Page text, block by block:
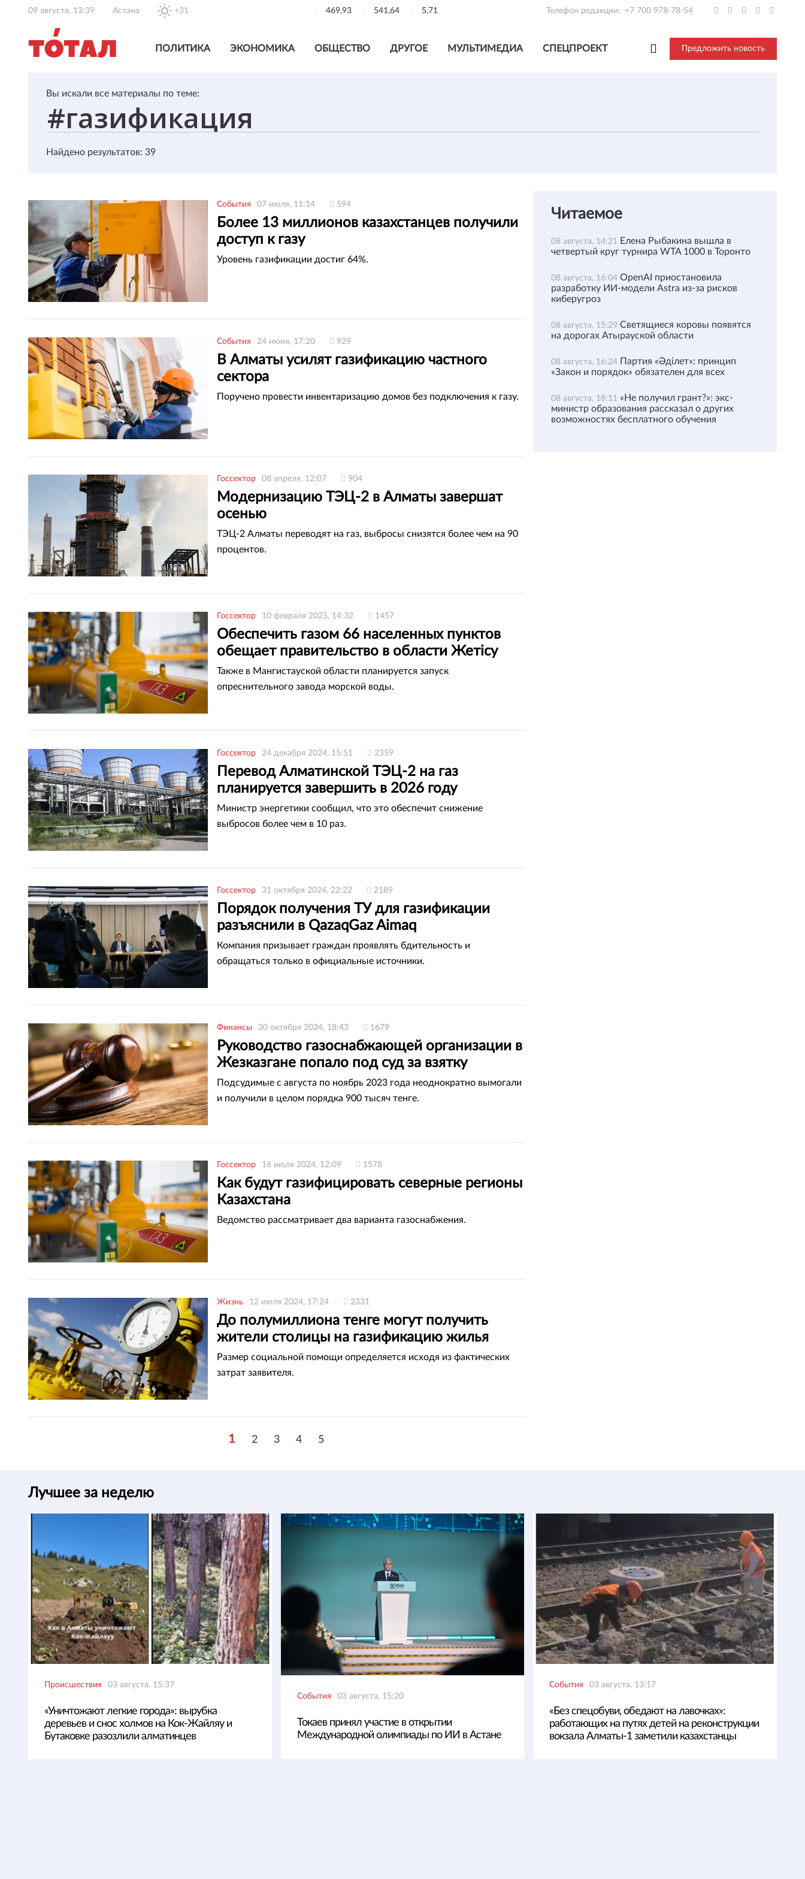
09 августа, 13:39 Астана +31 469,93 541,64 5,71 Телефон редакции: +7 700 978-78-54
ПОЛИТИКА ЭКОНОМИКА ОБЩЕСТВО ДРУГОЕ МУЛЬТИМЕДИА СПЕЦПРОЕКТ Предложить новость
Вы искали все материалы по теме:
Найдено результатов: 39
События 07 июля, 11:14 594
Более 13 миллионов казахстанцев получили
доступ к газу
Уровень газификации достиг 64%.
События 24 июня, 17:20 929
В Алматы усилят газификацию частного
сектора
Поручено провести инвентаризацию домов без подключения к газу.
Госсектор 08 апреля, 12:07 904
Модернизацию ТЭЦ-2 в Алматы завершат
осенью
ТЭЦ-2 Алматы переводят на газ, выбросы снизятся более чем на 90
процентов.
Госсектор 10 февраля 2025, 14:32 1457
Обеспечить газом 66 населенных пунктов
обещает правительство в области Жетісу
Также в Мангистауской области планируется запуск
опреснительного завода морской воды.
Госсектор 24 декабря 2024, 15:51 2359
Перевод Алматинской ТЭЦ-2 на газ
планируется завершить в 2026 году
Министр энергетики сообщил, что это обеспечит снижение
выбросов более чем в 10 раз.
Госсектор 31 октября 2024, 22:22 2189
Порядок получения ТУ для газификации
разъяснили в QazaqGaz Aimaq
Компания призывает граждан проявлять бдительность и
обращаться только в официальные источники.
Финансы 30 октября 2024, 18:43 1679
Руководство газоснабжающей организации в
Жезказгане попало под суд за взятку
Подсудимые с августа по ноябрь 2023 года неоднократно вымогали
и получили в целом порядка 900 тысяч тенге.
Госсектор 16 июля 2024, 12:09 1578
Как будут газифицировать северные регионы
Казахстана
Ведомство рассматривает два варианта газоснабжения.
Жизнь 12 июля 2024, 17:24 2331
До полумиллиона тенге могут получить
жители столицы на газификацию жилья
Размер социальной помощи определяется исходя из фактических
затрат заявителя.
1 2 3 4 5
Читаемое
08 августа, 14:21 Елена Рыбакина вышла в
четвертый круг турнира WTA 1000 в Торонто
08 августа, 16:04 OpenAI приостановила
разработку ИИ-модели Astra из-за рисков
киберугроз
08 августа, 15:29 Светящиеся коровы появятся
на дорогах Атырауской области
08 августа, 16:24 Партия «Әділет»: принцип
«Закон и порядок» обязателен для всех
08 августа, 18:11 «Не получил грант?»: экс-
министр образования рассказал о других
возможностях бесплатного обучения
Лучшее за неделю
Происшествия 03 августа, 15:37
«Уничтожают легкие города»: вырубка
деревьев и снос холмов на Кок-Жайляу и
Бутаковке разозлили алматинцев
События 03 августа, 15:20
Токаев принял участие в открытии
Международной олимпиады по ИИ в Астане
События 03 августа, 13:17
«Без спецобуви, обедают на лавочках»:
работающих на путях детей на реконструкции
вокзала Алматы-1 заметили казахстанцы